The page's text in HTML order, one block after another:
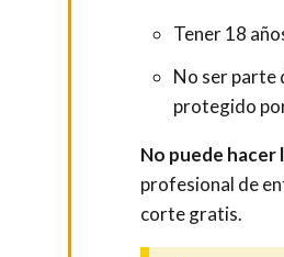
Tener 18
No ser parte
protegido
No puede hacer
profesional de
corte gratis.